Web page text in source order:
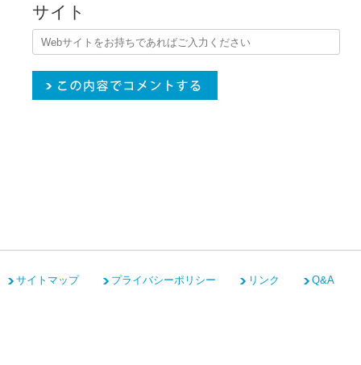
サイト
サイトマップ プライバシーポリシー リンク Q&A